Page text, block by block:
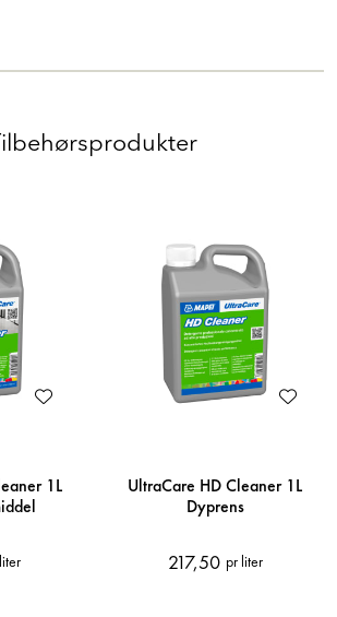
Tilbehørsprodukter
1L
UltraCare HD Cleaner 1L
Dyprens
217,50 pr liter